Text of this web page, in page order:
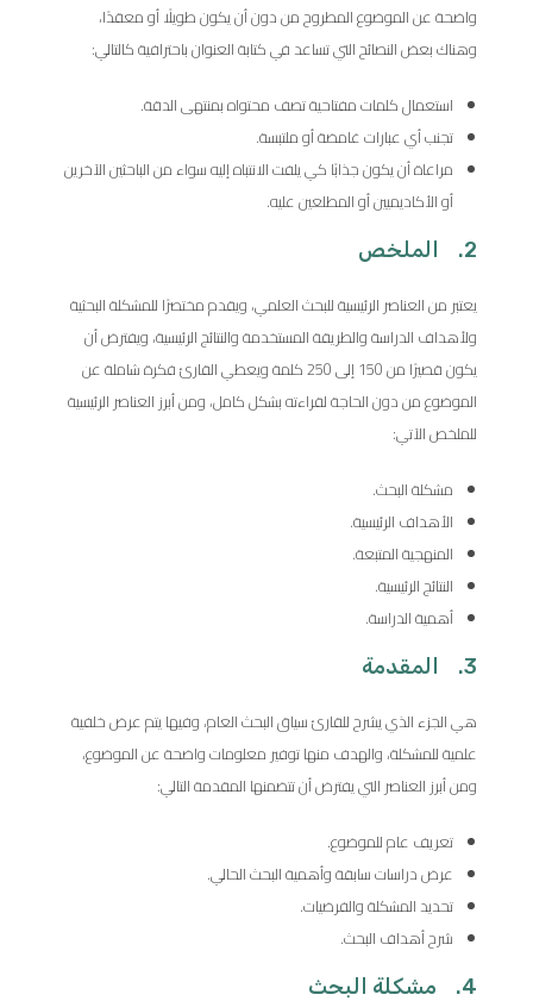
واضحة عن الموضوع المطروح من دون أن يكون طويلًا أو معقدًا،
وهناك بعض النصائح التي تساعد في كتابة العنوان باحترافية كالتالي:
استعمال كلمات مفتاحية تصف محتواه بمنتهى الدقة.
تجنب أي عبارات غامضة أو ملتبسة.
مراعاة أن يكون جذابًا كي يلفت الانتباه إليه سواء من الباحثين الآخرين
أو الأكاديميين أو المطلعين عليه.
2. الملخص
يعتبر من العناصر الرئيسية للبحث العلمي، ويقدم مختصرًا للمشكلة البحثية
ولأهداف الدراسة والطريقة المستخدمة والنتائج الرئيسية، ويفترض أن
يكون قصيرًا من 150 إلى 250 كلمة ويعطي القارئ فكرة شاملة عن
الموضوع من دون الحاجة لقراءته بشكل كامل، ومن أبرز العناصر الرئيسية
للملخص الآتي:
مشكلة البحث.
الأهداف الرئيسية.
المنهجية المتبعة.
النتائج الرئيسية.
أهمية الدراسة.
3. المقدمة
هي الجزء الذي يشرح للقارئ سياق البحث العام، وفيها يتم عرض خلفية
علمية للمشكلة، والهدف منها توفير معلومات واضحة عن الموضوع،
ومن أبرز العناصر التي يفترض أن تتضمنها المقدمة التالي:
تعريف عام للموضوع.
عرض دراسات سابقة وأهمية البحث الحالي.
تحديد المشكلة والفرضيات.
شرح أهداف البحث.
4. مشكلة البحث